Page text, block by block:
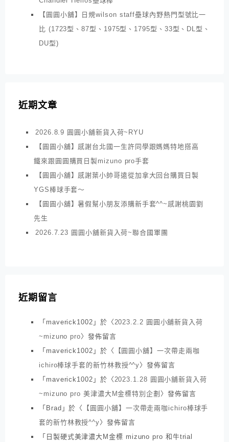
【圓圓小舖】日規wilson staff壘球內野熱門型號比一
比 (1723型、87型、1975型、1795型、33型、DL型、
DU型)
近期文章
2026.8.9 圓圓小舖新貨入荷~RYU
【圓圓小舖】感謝台北國一生許同學跟媽媽特地搭高
鐵來跟圓圓購買日製mizuno pro手套
【圓圓小舖】感謝葉小帥哥遠從加拿大回台購買日製
YGS棒球手套～
【圓圓小舖】暑假幫小朋友添購新手套^^~感謝桃園劉
先生
2026.7.23 圓圓小舖新貨入荷~聯合國軍團
近期留言
「 maverick1002 」於〈 2023.2.2 圓圓小舖新貨入荷
~mizuno pro〉發佈留言
「 maverick1002 」於〈
【圓圓小舖】一次帶走兩咖
ichiro棒球手套的新竹林教授^^y〉發佈留言
「 maverick1002 」於〈 2023.1.28 圓圓小舖新貨入荷
~mizuno pro 美津濃大M金標特別企劃 〉發佈留言
「 Brad 」於〈
【圓圓小舖】一次帶走兩咖ichiro棒球手
套的新竹林教授^^y〉發佈留言
「 日製硬式美津濃大M金標 mizuno pro 和牛trial